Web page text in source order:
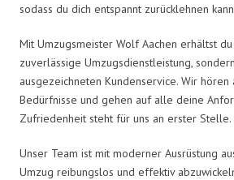
sodass du dich entspannt zurücklehnen
Mit Umzugsmeister Wolf Aachen erhältst
zuverlässige Umzugsdienstleistung,
ausgezeichneten Kundenservice. Wir
Bedürfnisse und gehen auf alle deine
Zufriedenheit steht für uns an erster Stelle.
Unser Team ist mit moderner Ausrüstung
Umzug reibungslos und effektiv